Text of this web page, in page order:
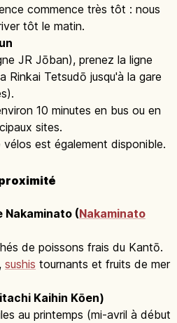
commence très tôt : nous
tôt le matin.
JR Jōban), prenez la ligne
Rinkai Tetsudō jusqu'à la gare
10 minutes en bus ou en
sites.
est également disponible.
Nakaminato (Nakaminato
de poissons frais du Kantō.
sushis tournants et fruits de mer
Kaihin Kōen)
au printemps (mi-avril à début